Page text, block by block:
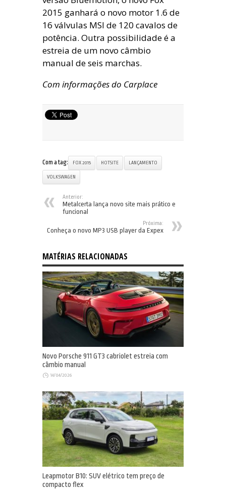
2015 ganhará o novo motor 1.6 de
16 válvulas MSI de 120 cavalos de
potência. Outra possibilidade é a
estreia de um novo câmbio
manual de seis marchas.
Com informações do Carplace
Com a tag: FOX 2015 HOTSITE LANÇAMENTO
VOLKSWAGEN
Anterior:
Metalcerta lança novo site mais prático e
funcional
Próxima:
Conheça o novo MP3 USB player da Expex
MATÉRIAS RELACIONADAS
Novo Porsche 911 GT3 cabriolet estreia com
câmbio manual
14/04/2026
Leapmotor B10: SUV elétrico tem preço de
compacto flex